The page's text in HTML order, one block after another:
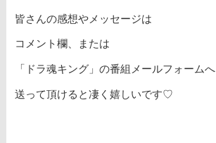
皆さんの感想やメッセージは
コメント欄、または
「ドラ魂キング」の番組メールフォームへ
送って頂けると凄く嬉しいです♡